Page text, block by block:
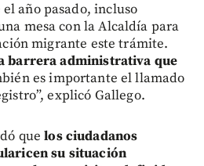
el año pasado, incluso
mesa con la Alcaldía para
migrante este trámite.
barrera administrativa que
es importante el llamado
explicó Gallego.
que los ciudadanos
su situación